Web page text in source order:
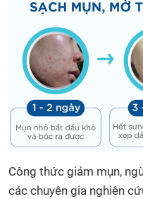
Công thức giảm mụn,
các chuyên gia nghiên